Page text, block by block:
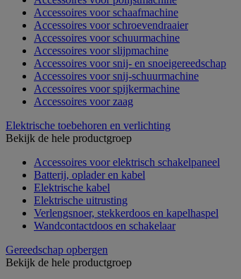
Accessoires voor schaafmachine
Accessoires voor schroevendraaier
Accessoires voor schuurmachine
Accessoires voor slijpmachine
Accessoires voor snij- en snoeigereedschap
Accessoires voor snij-schuurmachine
Accessoires voor spijkermachine
Accessoires voor zaag
Elektrische toebehoren en verlichting
Bekijk de hele productgroep
Accessoires voor elektrisch schakelpaneel
Batterij, oplader en kabel
Elektrische kabel
Elektrische uitrusting
Verlengsnoer, stekkerdoos en kapelhaspel
Wandcontactdoos en schakelaar
Gereedschap opbergen
Bekijk de hele productgroep